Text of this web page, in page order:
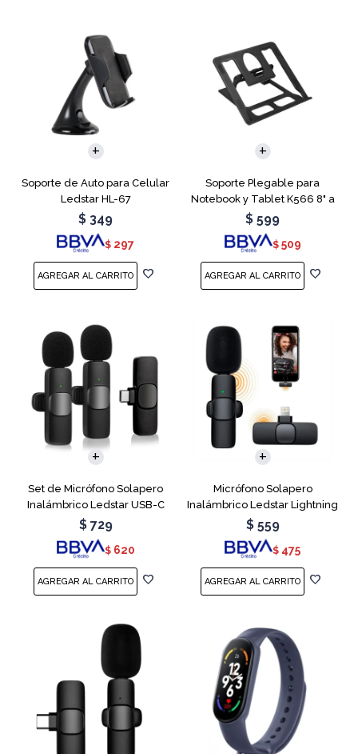
Soporte de Auto para Celular
Ledstar HL-67
$ 349
$ 297
Soporte Plegable para
Notebook y Tablet K566 8" a
15.6"
$ 599
$ 509
Set de Micrófono Solapero
Inalámbrico Ledstar USB-C
$ 729
$ 620
Micrófono Solapero
Inalámbrico Ledstar Lightning
$ 559
$ 475